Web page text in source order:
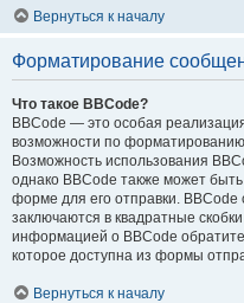
Вернуться к началу
Форматирование
Что такое BBCode?
BBCode — это особая
возможности по
Возможность использования
однако BBCode также может
форме для его отправки. BBCode
заключаются в квадратные
информацией о BBCode
которое доступна из формы
Вернуться к началу